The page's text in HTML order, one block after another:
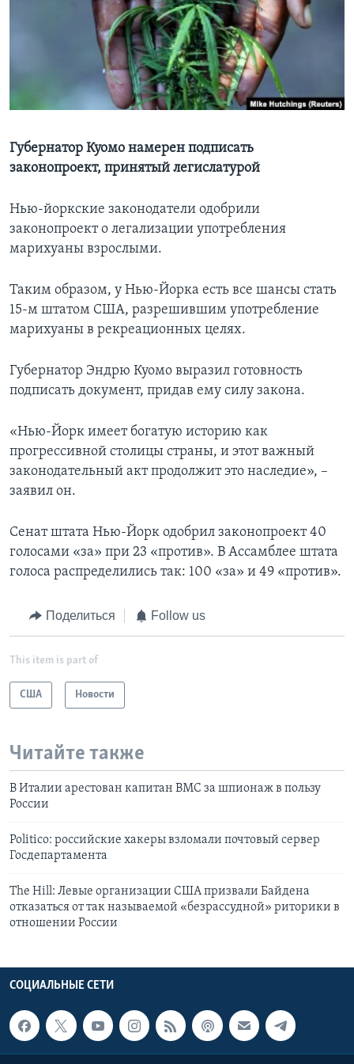
Learning English
СОЦИАЛЬНЫЕ СЕТИ
Языки
Губернатор Куомо намерен подписать
законопроект, принятый легислатурой
Нью-йоркские законодатели одобрили
законопроект о легализации употребления
марихуаны взрослыми.
Таким образом, у Нью-Йорка есть все шансы стать
15-м штатом США, разрешившим употребление
марихуаны в рекреационных целях.
Губернатор Эндрю Куомо выразил готовность
подписать документ, придав ему силу закона.
«Нью-Йорк имеет богатую историю как
прогрессивной столицы страны, и этот важный
законодательный акт продолжит это наследие», –
заявил он.
Сенат штата Нью-Йорк одобрил законопроект 40
голосами «за» при 23 «против». В Ассамблее штата
голоса распределились так: 100 «за» и 49 «против».
Поделиться Follow us
This item is part of
США Новости
Читайте также
В Италии арестован капитан ВМС за шпионаж в пользу
России
Politico: российские хакеры взломали почтовый сервер
Госдепартамента
The Hill: Левые организации США призвали Байдена
отказаться от так называемой «безрассудной» риторики в
отношении России
СОЦИАЛЬНЫЕ СЕТИ